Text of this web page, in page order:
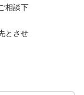
相談下
先とさせ